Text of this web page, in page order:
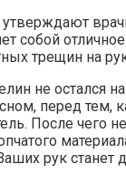
собой
трещин на
не остался
перед тем,
После чего
рук станет